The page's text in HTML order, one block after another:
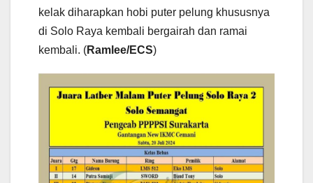
kelak diharapkan hobi puter pelung khususnya
di Solo Raya kembali bergairah dan ramai
kembali. (Ramlee/ECS)